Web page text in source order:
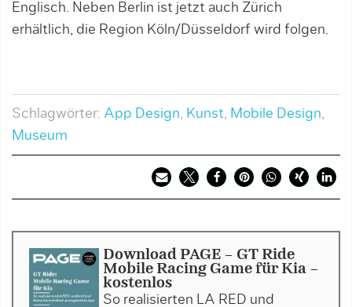
Englisch. Neben Berlin ist jetzt auch Zürich
erhältlich, die Region Köln/Düsseldorf wird folgen.
Schlagwörter: App Design, Kunst, Mobile Design,
Museum
Download PAGE - GT Ride
Mobile Racing Game für Kia -
kostenlos
So realisierten LA RED und